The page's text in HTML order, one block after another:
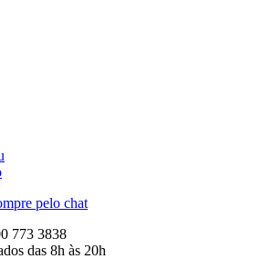
pelo chat
773 3838
das 8h às 20h